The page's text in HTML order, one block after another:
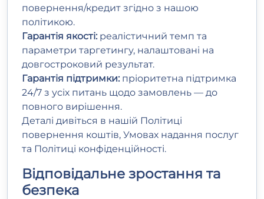
повернення/кредит згідно з нашою
політикою.
Гарантія якості: реалістичний темп та
параметри таргетингу, налаштовані на
довгостроковий результат.
Гарантія підтримки: пріоритетна підтримка
24/7 з усіх питань щодо замовлень — до
повного вирішення.
Деталі дивіться в нашій Політиці
повернення коштів, Умовах надання послуг
та Політиці конфіденційності.
Відповідальне зростання та
безпека